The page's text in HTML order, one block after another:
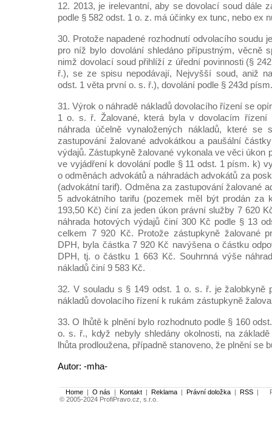
12. 2013, je irelevantní, aby se dovolací soud dále
podle § 582 odst. 1 o. z. má účinky ex tunc, nebo ex
30. Protože napadené rozhodnutí odvolacího soudu
pro níž bylo dovolání shledáno přípustným, věcně
nimž dovolací soud přihlíží z úřední povinnosti (§
ř.), se ze spisu nepodávají, Nejvyšší soud, aniž
odst. 1 věta první o. s. ř.), dovolání podle § 243d
31. Výrok o náhradě nákladů dovolacího řízení se
1 o. s. ř. Žalované, která byla v dovolacím řízení
náhrada účelně vynaložených nákladů, které se
zastupování žalované advokátkou a paušální
výdajů. Zástupkyně žalované vykonala ve věci úkon
ve vyjádření k dovolání podle § 11 odst. 1 písm. k)
o odměnách advokátů a náhradách advokátů za
(advokátní tarif). Odměna za zastupování žalované
5 advokátního tarifu (pozemek měl být prodán za
193,50 Kč) činí za jeden úkon právní služby 7 620
náhrada hotových výdajů činí 300 Kč podle § 13
celkem 7 920 Kč. Protože zástupkyně žalované
DPH, byla částka 7 920 Kč navýšena o částku
DPH, tj. o částku 1 663 Kč. Souhrnná výše
nákladů činí 9 583 Kč.
32. V souladu s § 149 odst. 1 o. s. ř. je žalobkyně
nákladů dovolacího řízení k rukám zástupkyně
33. O lhůtě k plnění bylo rozhodnuto podle § 160
o. s. ř., když nebyly shledány okolnosti, na
lhůta prodloužena, případně stanoveno, že plnění se
Autor: -mha-
Home | O nás | Kontakt | Reklama | Právní doložka | RSS |
© 2005-2024 ProfiPravo.cz, s.r.o.